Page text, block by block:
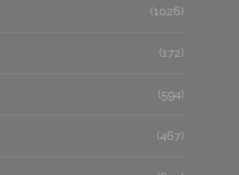
(1026)
(172)
(594)
(467)